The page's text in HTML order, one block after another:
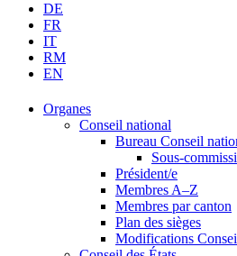
DE
FR
IT
RM
EN
Organes
Conseil national
Bureau Conseil
Sous-
Président/e
Membres A–Z
Membres par canton
Plan des sièges
Modifications